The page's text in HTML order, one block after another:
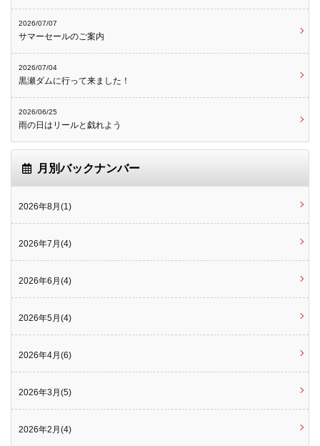
2026/07/07
サマーセールのご案内
2026/07/04
黒瀬ダムに行って来ました！
2026/06/25
雨の日はリールと戯れよう
月別バックナンバー
2026年8月(1)
2026年7月(4)
2026年6月(4)
2026年5月(4)
2026年4月(6)
2026年3月(5)
2026年2月(4)